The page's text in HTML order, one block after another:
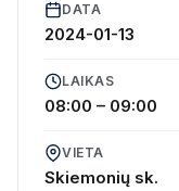
DATA
2024-01-13
LAIKAS
08:00 – 09:00
VIETA
Skiemonių sk.